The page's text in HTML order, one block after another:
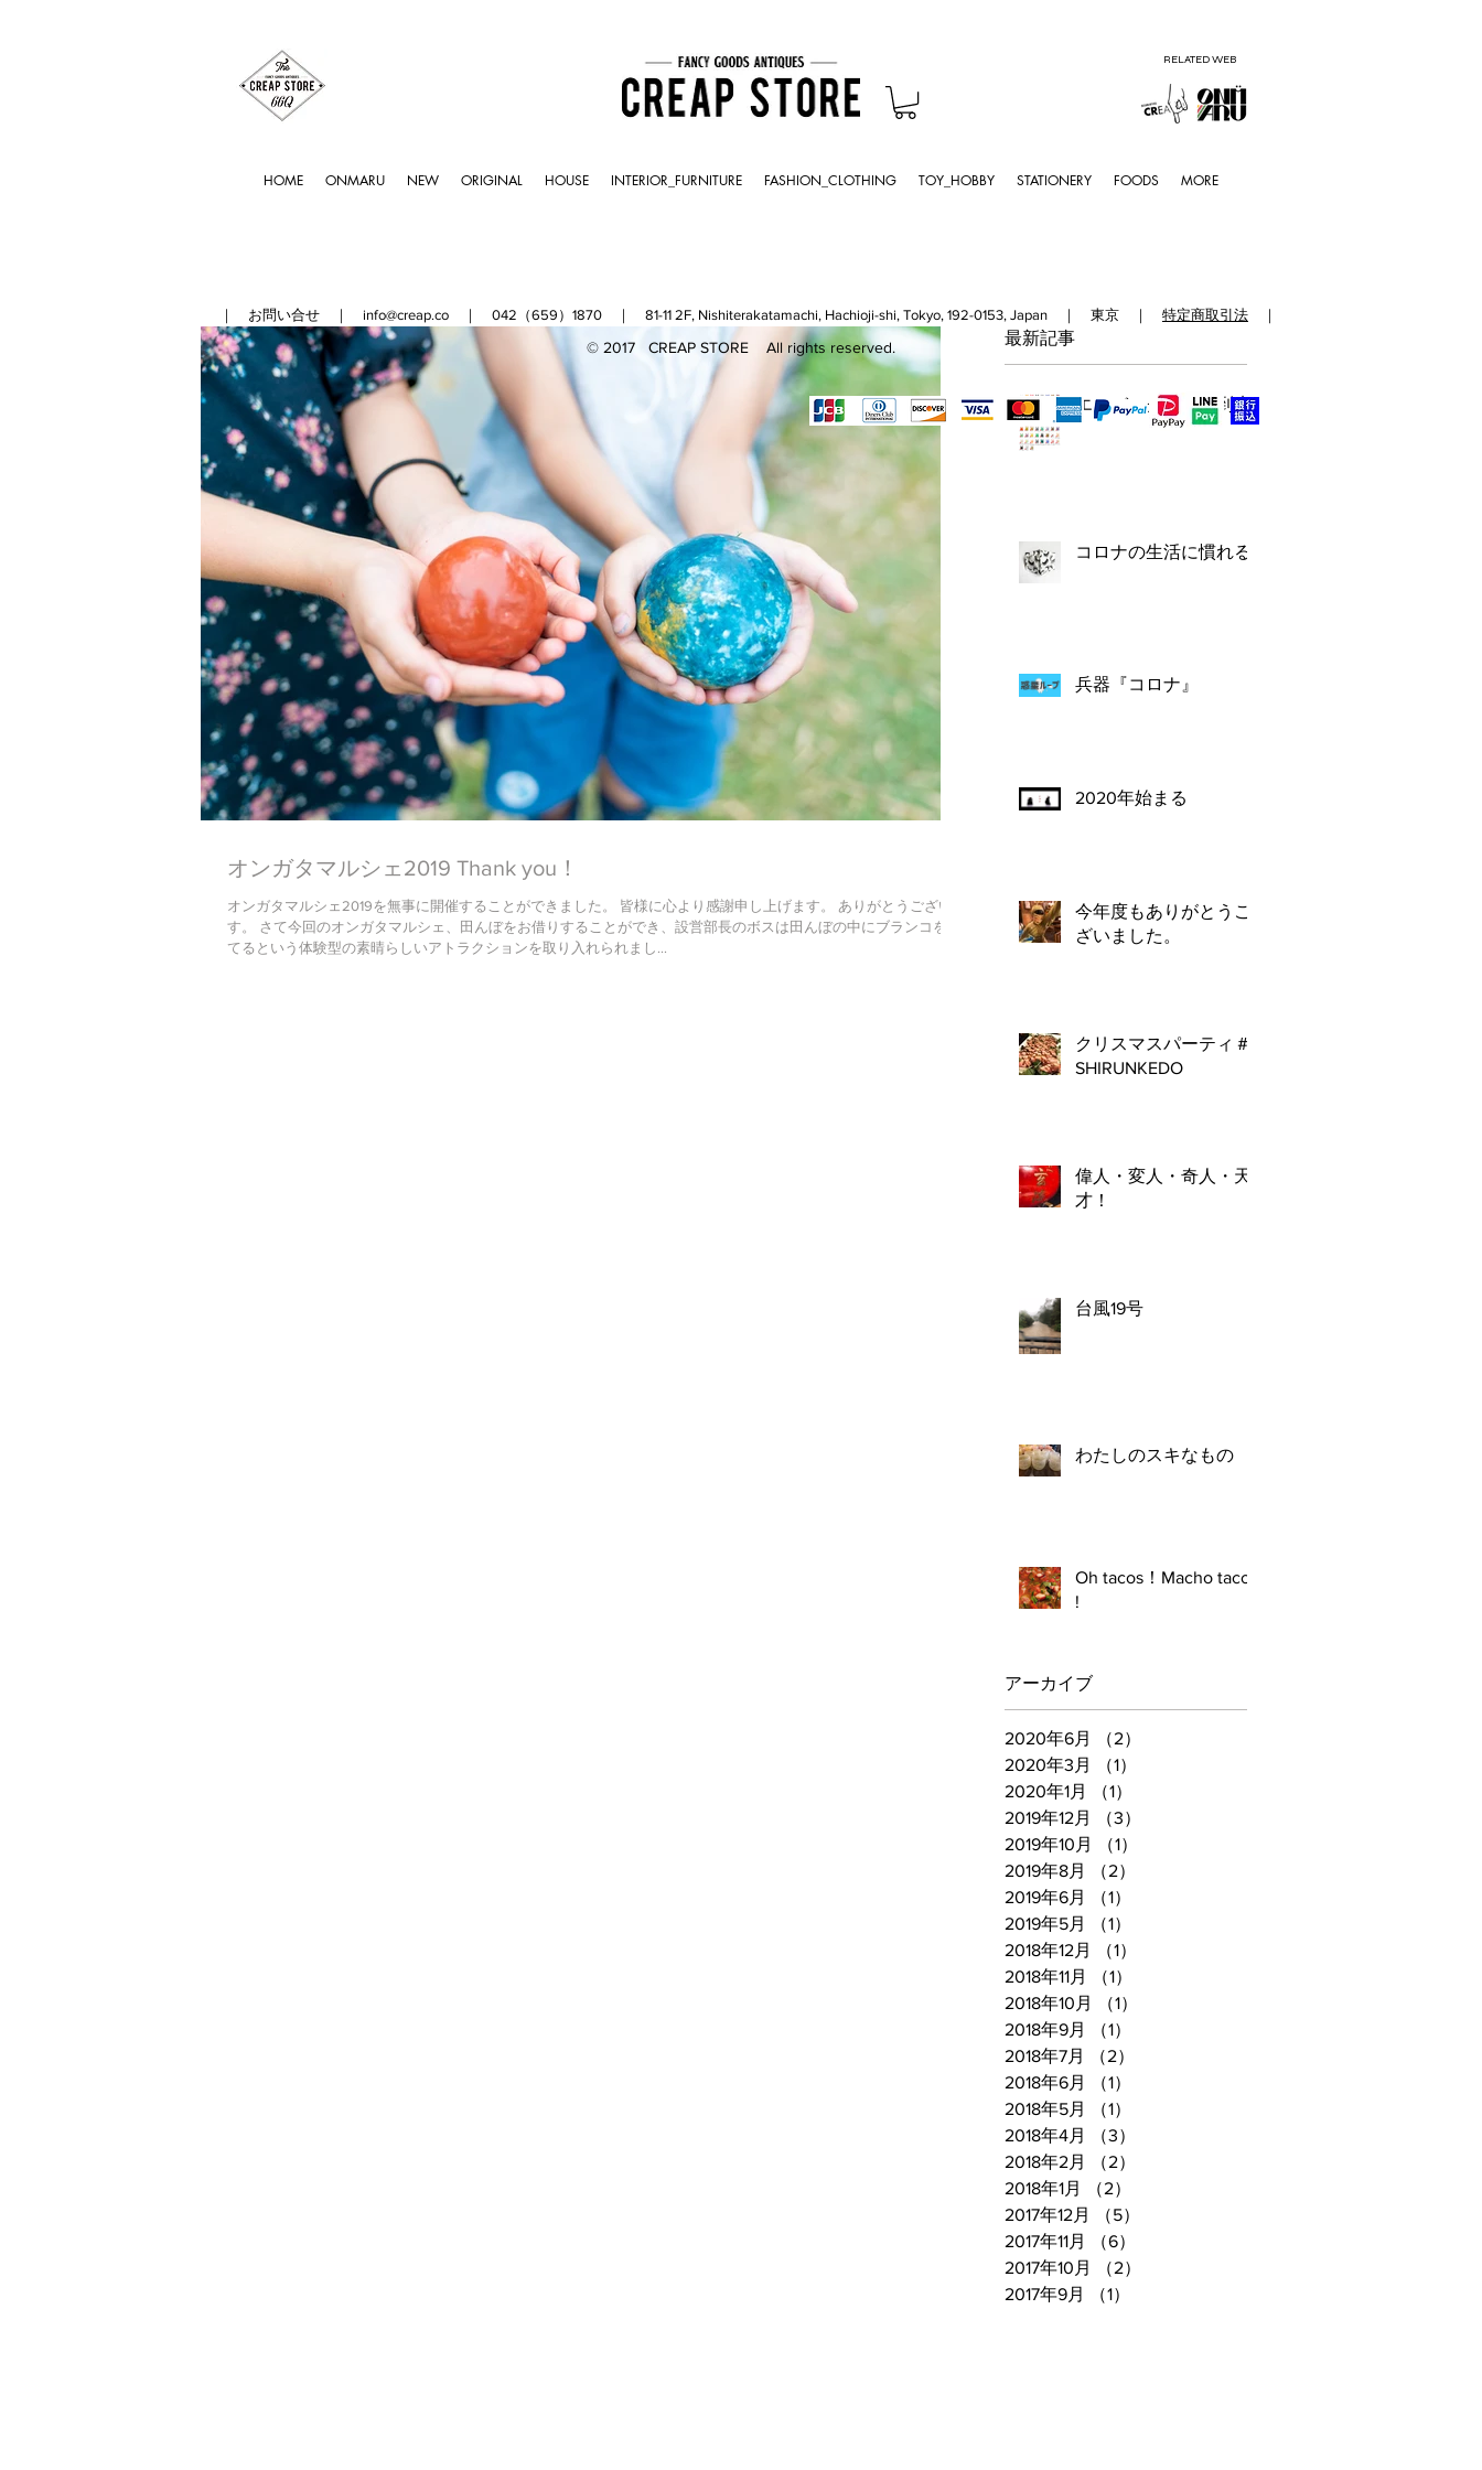
RELATED WEB
HOME ONMARU NEW ORIGINAL HOUSE INTERIOR_FURNITURE FASHION_CLOTHING TOY_HOBBY STATIONERY FOODS MORE
オンガタマルシェ2019 Thank you！
オンガタマルシェ2019を無事に開催することができました。 皆様に心より感謝申し上げます。 ありがとうございま
す。 さて今回のオンガタマルシェ、田んぼをお借りすることができ、設営部長のボスは田んぼの中にブランコを建
てるという体験型の素晴らしいアトラクションを取り入れられまし...
最新記事
エコバッグの時代到来
コロナの生活に慣れる
兵器『コロナ』
2020年始まる
今年度もありがとうご
ざいました。
クリスマスパーティ＃
SHIRUNKEDO
偉人・変人・奇人・天
才！
台風19号
わたしのスキなもの
Oh tacos！Macho tacos
!
アーカイブ
2020年6月 （2）
2020年3月
（1）
2020年1月
（1）
2019年12月
（3）
2019年10月
（1）
2019年8月
（2）
2019年6月
（1）
2019年5月
（1）
2018年12月
（1）
2018年11月
（1）
2018年10月
（1）
2018年9月
（1）
2018年7月
（2）
2018年6月
（1）
2018年5月
（1）
2018年4月
（3）
2018年2月
（2）
2018年1月
（2）
2017年12月
（5）
2017年11月
（6）
2017年10月
（2）
2017年9月
（1）
｜ お問い合せ ｜ info@creap.co ｜ 042（659）1870 ｜ 81-11 2F, Nishiterakatamachi, Hachioji-shi, Tokyo, 192-0153, Japan ｜ 東京 ｜ 特定商取引法 ｜
© 2017 CREAP STORE All rights reserved.